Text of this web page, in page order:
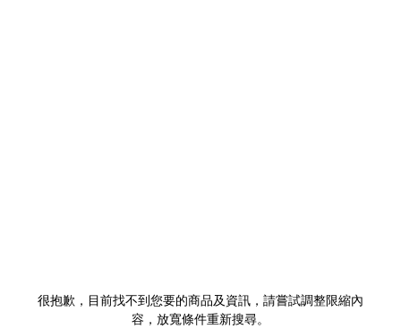
很抱歉，目前找不到您要的商品及資訊，請嘗試調整限縮內
容，放寬條件重新搜尋。